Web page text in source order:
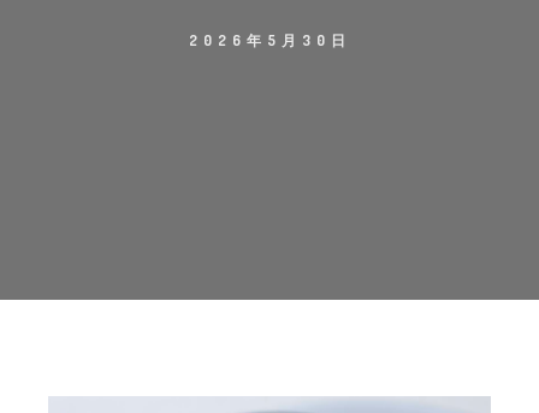
2026年5月30日